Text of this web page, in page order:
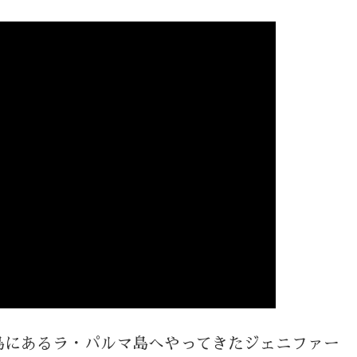
あるラ・パルマ島へやってきたジェニファー